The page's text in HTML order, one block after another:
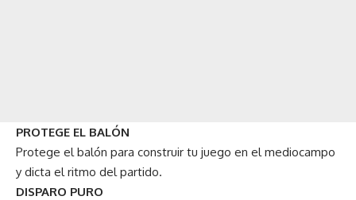
PROTEGE EL BALÓN
Protege el balón para construir tu juego en el mediocampo
y dicta el ritmo del partido.
DISPARO PURO